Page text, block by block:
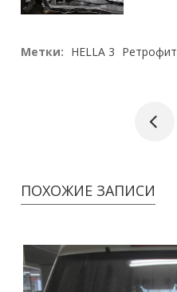
Метки: HELLA 3 Ретрофит
ПОХОЖИЕ ЗАПИСИ